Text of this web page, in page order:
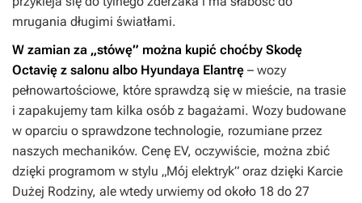
mrugania długimi światłami.
W zamian za „stówę” można kupić choćby Skodę
Octavię z salonu albo Hyundaya Elantrę – wozy
pełnowartościowe, które sprawdzą się w mieście, na trasie
i zapakujemy tam kilka osób z bagażami. Wozy budowane
w oparciu o sprawdzone technologie, rozumiane przez
naszych mechaników. Cenę EV, oczywiście, można zbić
dzięki programom w stylu „Mój elektryk” oraz dzięki Karcie
Dużej Rodziny, ale wtedy urwiemy od około 18 do 27